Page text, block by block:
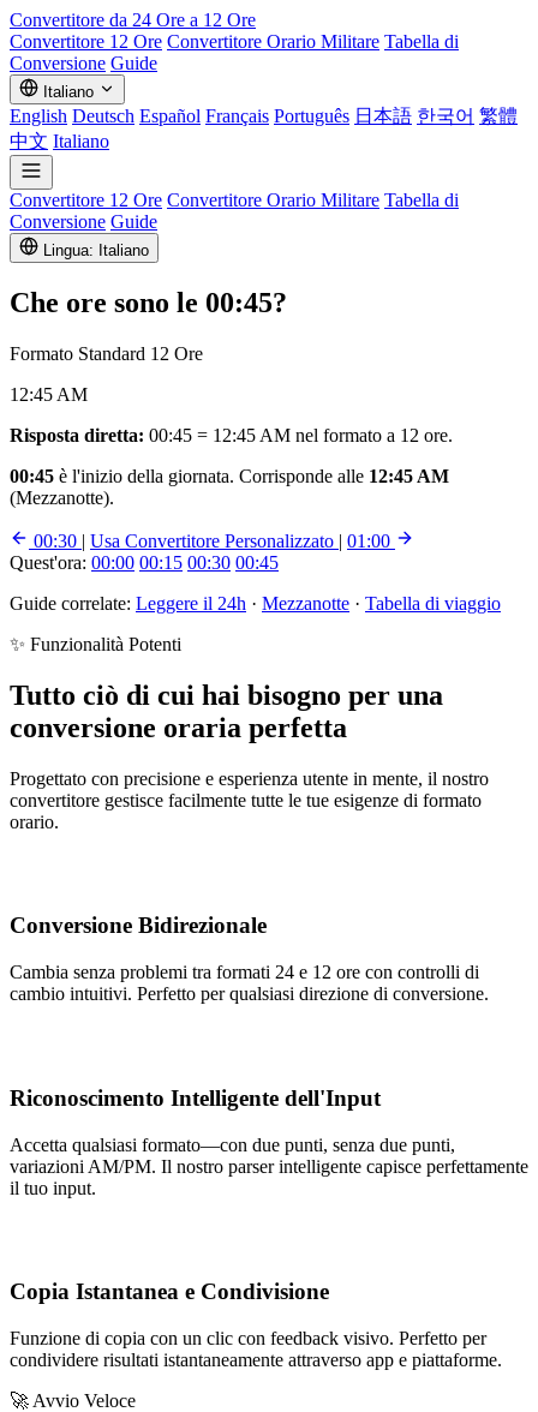
Convertitore da 24 Ore a 12 Ore
Convertitore 12 Ore Convertitore Orario Militare Tabella di
Conversione Guide
Italiano
English Deutsch Español Français Português 日本語 한국어 繁體
中文 Italiano
Convertitore 12 Ore Convertitore Orario Militare Tabella di
Conversione Guide
Lingua: Italiano
Che ore sono le 00:45?
Formato Standard 12 Ore
12:45 AM
Risposta diretta: 00:45 = 12:45 AM nel formato a 12 ore.
00:45 è l'inizio della giornata. Corrisponde alle 12:45 AM
(Mezzanotte).
00:30 | Usa Convertitore Personalizzato | 01:00
Quest'ora: 00:00 00:15 00:30 00:45
Guide correlate: Leggere il 24h · Mezzanotte · Tabella di viaggio
✨ Funzionalità Potenti
Tutto ciò di cui hai bisogno per una
conversione oraria perfetta
Progettato con precisione e esperienza utente in mente, il nostro
convertitore gestisce facilmente tutte le tue esigenze di formato
orario.
Conversione Bidirezionale
Cambia senza problemi tra formati 24 e 12 ore con controlli di
cambio intuitivi. Perfetto per qualsiasi direzione di conversione.
Riconoscimento Intelligente dell'Input
Accetta qualsiasi formato—con due punti, senza due punti,
variazioni AM/PM. Il nostro parser intelligente capisce perfettamente
il tuo input.
Copia Istantanea e Condivisione
Funzione di copia con un clic con feedback visivo. Perfetto per
condividere risultati istantaneamente attraverso app e piattaforme.
🚀 Avvio Veloce